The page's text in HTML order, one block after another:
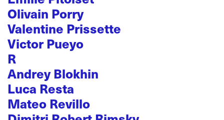
Olivain Porry
Valentine Prissette
Victor Pueyo
R
Andrey Blokhin
Luca Resta
Mateo Revillo